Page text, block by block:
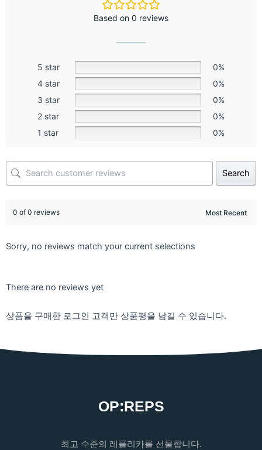
Based on 0 reviews
5 star
0%
4 star
0%
3 star
0%
2 star
0%
1 star
0%
Search
0 of 0 reviews
Sorry, no reviews match your current selections
There are no reviews yet
상품을 구매한 로그인 고객만 상품평을 남길 수 있습니다.
OP:REPS
최고 수준의 레플리카를 선물합니다.